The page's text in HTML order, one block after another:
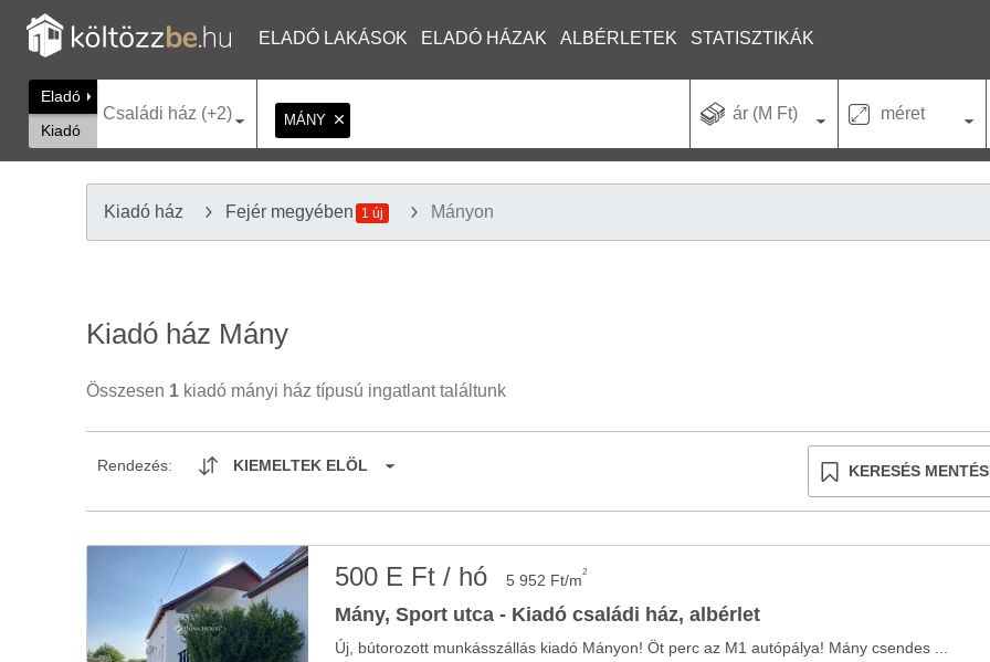
ELADÓ LAKÁSOK ELADÓ HÁZAK ALBÉRLETEK STATISZTIKÁK
Eladó
Kiadó
Családi ház (+2) MÁNY ár (M Ft) méret
Kiadó ház Fejér megyében 1 új Mányon
Kiadó ház Mány
Összesen 1 kiadó mányi ház típusú ingatlant találtunk
Rendezés: KIEMELTEK ELÖL KERESÉS
500 E Ft / hó 5 952 Ft/m2
Mány, Sport utca - Kiadó családi ház, albérlet
Új, bútorozott munkásszállás kiadó Mányon! Öt perc az M1 autópálya! Mány csendes ...